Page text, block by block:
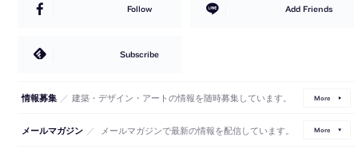
Follow Add Friends
Subscribe
情報募集 ／ 建築・デザイン・アートの情報を随時募集しています。 More
メールマガジン ／ メールマガジンで最新の情報を配信しています。 More